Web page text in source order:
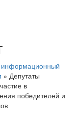
информационный
» Депутаты
в
победителей и